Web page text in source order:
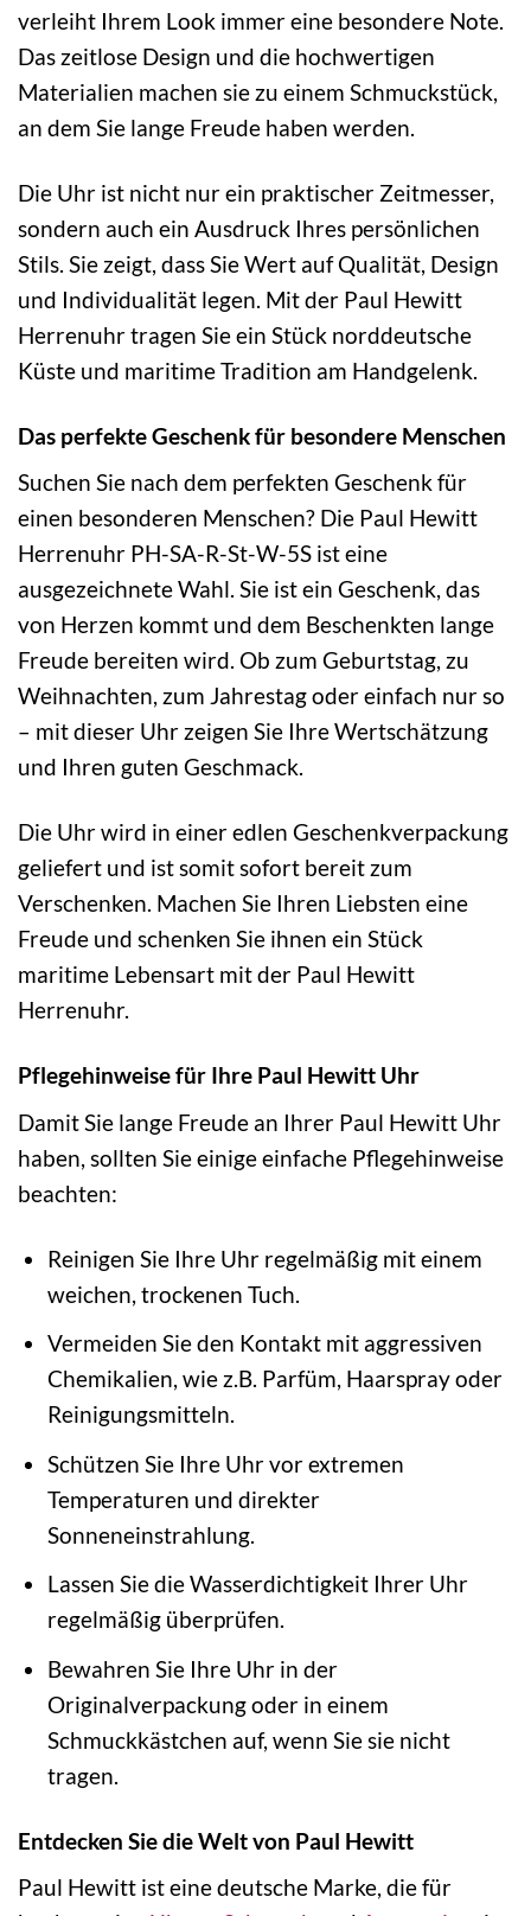
verleiht Ihrem Look immer eine besondere Note.
Das zeitlose Design und die hochwertigen
Materialien machen sie zu einem Schmuckstück,
an dem Sie lange Freude haben werden.
Die Uhr ist nicht nur ein praktischer Zeitmesser,
sondern auch ein Ausdruck Ihres persönlichen
Stils. Sie zeigt, dass Sie Wert auf Qualität, Design
und Individualität legen. Mit der Paul Hewitt
Herrenuhr tragen Sie ein Stück norddeutsche
Küste und maritime Tradition am Handgelenk.
Das perfekte Geschenk für besondere Menschen
Suchen Sie nach dem perfekten Geschenk für
einen besonderen Menschen? Die Paul Hewitt
Herrenuhr PH-SA-R-St-W-5S ist eine
ausgezeichnete Wahl. Sie ist ein Geschenk, das
von Herzen kommt und dem Beschenkten lange
Freude bereiten wird. Ob zum Geburtstag, zu
Weihnachten, zum Jahrestag oder einfach nur so
– mit dieser Uhr zeigen Sie Ihre Wertschätzung
und Ihren guten Geschmack.
Die Uhr wird in einer edlen Geschenkverpackung
geliefert und ist somit sofort bereit zum
Verschenken. Machen Sie Ihren Liebsten eine
Freude und schenken Sie ihnen ein Stück
maritime Lebensart mit der Paul Hewitt
Herrenuhr.
Pflegehinweise für Ihre Paul Hewitt Uhr
Damit Sie lange Freude an Ihrer Paul Hewitt Uhr
haben, sollten Sie einige einfache Pflegehinweise
beachten:
Reinigen Sie Ihre Uhr regelmäßig mit einem
weichen, trockenen Tuch.
Vermeiden Sie den Kontakt mit aggressiven
Chemikalien, wie z.B. Parfüm, Haarspray oder
Reinigungsmitteln.
Schützen Sie Ihre Uhr vor extremen
Temperaturen und direkter
Sonneneinstrahlung.
Lassen Sie die Wasserdichtigkeit Ihrer Uhr
regelmäßig überprüfen.
Bewahren Sie Ihre Uhr in der
Originalverpackung oder in einem
Schmuckkästchen auf, wenn Sie sie nicht
tragen.
Entdecken Sie die Welt von Paul Hewitt
Paul Hewitt ist eine deutsche Marke, die für